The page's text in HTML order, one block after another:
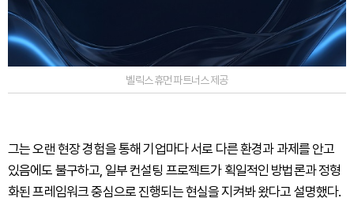
벨릭스 휴먼 파트너스 제공
그는 오랜 현장 경험을 통해 기업마다 서로 다른 환경과 과제를 안고
있음에도 불구하고, 일부 컨설팅 프로젝트가 획일적인 방법론과 정형
화된 프레임워크 중심으로 진행되는 현실을 지켜봐 왔다고 설명했다.